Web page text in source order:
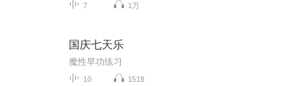
7 1万
国庆七天乐
魔性早功练习
10 1518